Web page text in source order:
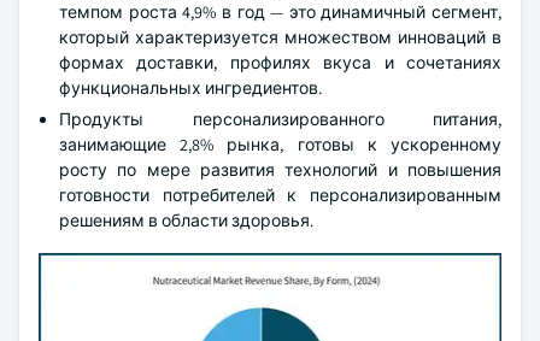
темпом роста 4,9% в год — это динамичный сегмент,
который характеризуется множеством инноваций в
формах доставки, профилях вкуса и сочетаниях
функциональных ингредиентов.
Продукты персонализированного питания,
занимающие 2,8% рынка, готовы к ускоренному
росту по мере развития технологий и повышения
готовности потребителей к персонализированным
решениям в области здоровья.